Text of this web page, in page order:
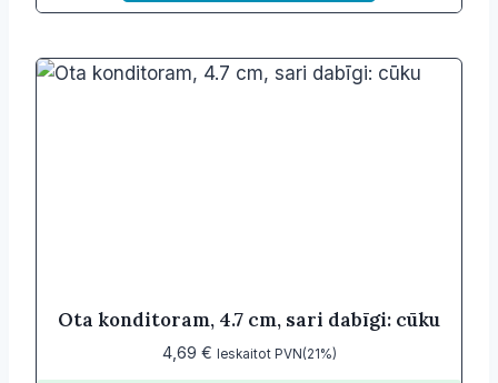
Ota konditoram, 4.7 cm, sari dabīgi: cūku
4,69 € Ieskaitot PVN(21%)